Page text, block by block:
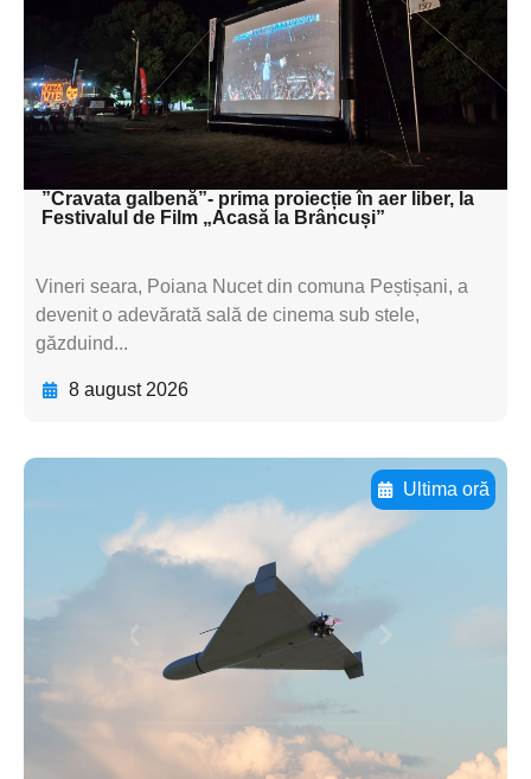
subtitluAdaugă aici
textul pentru
subtitluAdaugă aici
textul pentru subti
”Cravata galbenă”- prima proiecție în aer liber, la
Festivalul de Film „Acasă la Brâncuși”
Vineri seara, Poiana Nucet din comuna Peștișani, a
devenit o adevărată sală de cinema sub stele,
găzduind...
8 august 2026
Ultima oră
Adaugă aici textul pentru
subtitluAdaugă aici
textul pentru
subtitluAdaugă aici
textul pentru
subtitluAdaugă aici
textul pentru subti